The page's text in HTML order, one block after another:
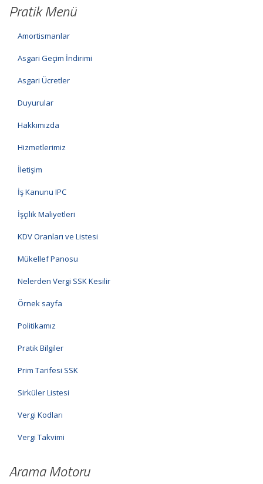
Pratik Menü
Amortismanlar
Asgari Geçim İndirimi
Asgari Ücretler
Duyurular
Hakkımızda
Hizmetlerimiz
İletişim
İş Kanunu IPC
İşçilik Maliyetleri
KDV Oranları ve Listesi
Mükellef Panosu
Nelerden Vergi SSK Kesilir
Örnek sayfa
Politikamız
Pratik Bilgiler
Prim Tarifesi SSK
Sirküler Listesi
Vergi Kodları
Vergi Takvimi
Arama Motoru